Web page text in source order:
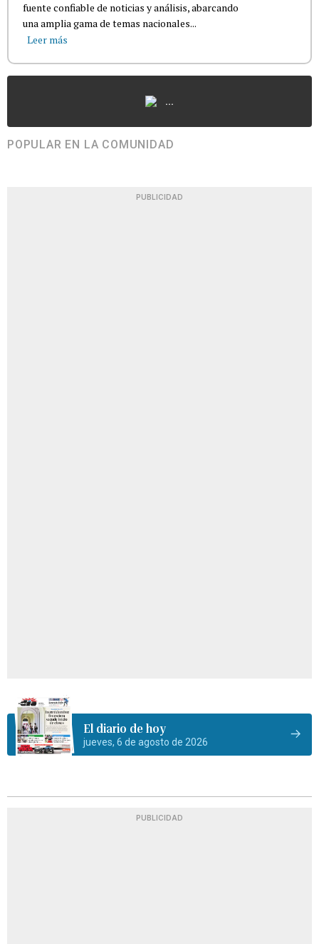
fuente confiable de noticias y análisis, abarcando
una amplia gama de temas nacionales...
Leer más
...
POPULAR EN LA COMUNIDAD
PUBLICIDAD
El diario de hoy
jueves, 6 de agosto de 2026
PUBLICIDAD